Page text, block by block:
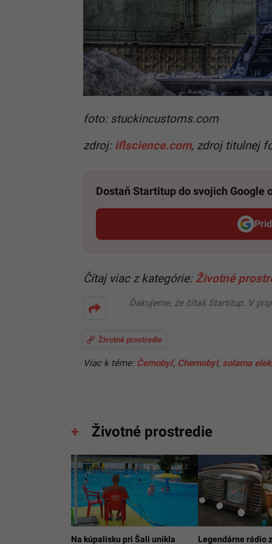
foto: stuckincustoms.com
zdroj: iflscience.com, zdroj titulnej
Dostaň Startitup do svojich Google
Čítaj viac z kategórie: Životné
Ďakujeme, že čítaš Startitup. V
Životné prostredie
Viac k téme: Černobyľ, Chernobyl, solarna
Životné prostredie
Na kúpalisku pri Šali unikla Legendárne rádio